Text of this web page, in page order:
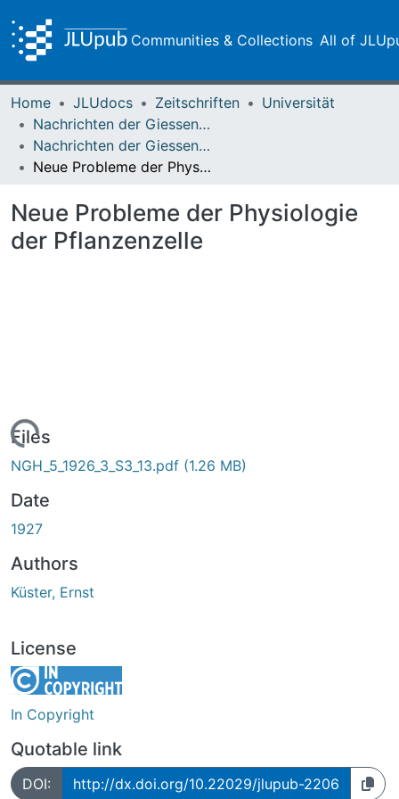
Communities & Collections All of
Home JLUdocs Zeitschriften
Universität
Nachrichten der Giessener Hochschulgesellschaft
Nachrichten der Giessener Hochschulgesellschaft Vol. 05 (1926) Heft 3
Neue Probleme der Physiologie der Pflanzenzelle
Neue Probleme der Physiologie
der Pflanzenzelle
Loading...
Files
NGH_5_1926_3_S3_13.pdf (1.26 MB)
Date
1927
Authors
Küster, Ernst
License
In Copyright
Quotable link
DOI: http://dx.doi.org/10.22029/jlupub-2206